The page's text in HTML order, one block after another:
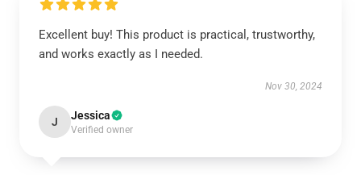
Excellent buy! This product is practical, trustworthy,
and works exactly as I needed.
Nov 30, 2024
J Jessica
Verified owner